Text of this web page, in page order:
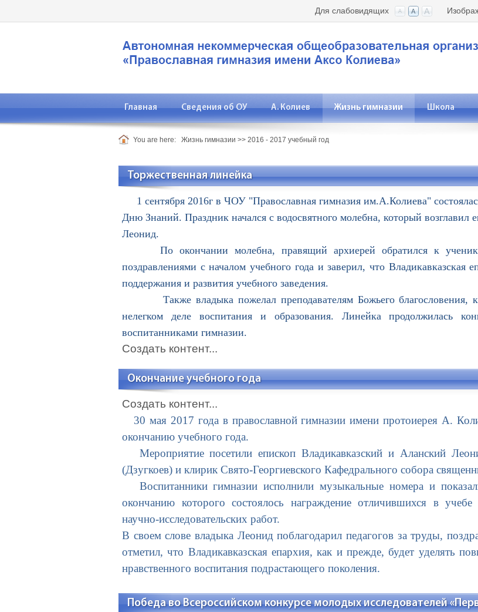
Для слабовидящих
Главная Сведения об ОУ А. Колиев Жизнь гимназии Школа
You are here: Жизнь гимназии >> 2016 - 2017 учебный год
Торжественная линейка
1 сентября 2016г в ЧОУ "Православная гимназия им.А.Колиева"
Дню Знаний. Праздник начался с водосвятного молебна, который возглавил
Леонид.
По окончании молебна, правящий архиерей обратился к
поздравлениями с началом учебного года и заверил, что Владикавказская
поддержания и развития учебного заведения.
Также владыка пожелал преподавателям Божьего благословения,
нелегком деле воспитания и образования. Линейка продолжилась
воспитанниками гимназии.
Создать контент...
Окончание учебного года
Создать контент...
30 мая 2017 года в православной гимназии имени протоиерея А.
окончанию учебного года.
Мероприятие посетили епископ Владикавказский и Аланский
(Дзугкоев) и клирик Свято-Георгиевского Кафедрального собора
Воспитанники гимназии исполнили музыкальные номера и показали
окончанию которого состоялось награждение отличившихся в учебе
научно-исследовательских работ.
В своем слове владыка Леонид поблагодарил педагогов за труды,
отметил, что Владикавказская епархия, как и прежде, будет уделять
нравственного воспитания подрастающего поколения.
Победа во Всероссийском конкурсе молодых исследователей